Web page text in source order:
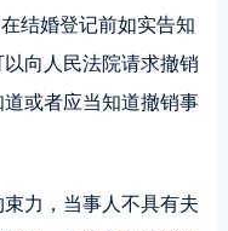
结婚登记前如实告知
向人民法院请求撤销
或者应当知道撤销事
力，当事人不具有夫